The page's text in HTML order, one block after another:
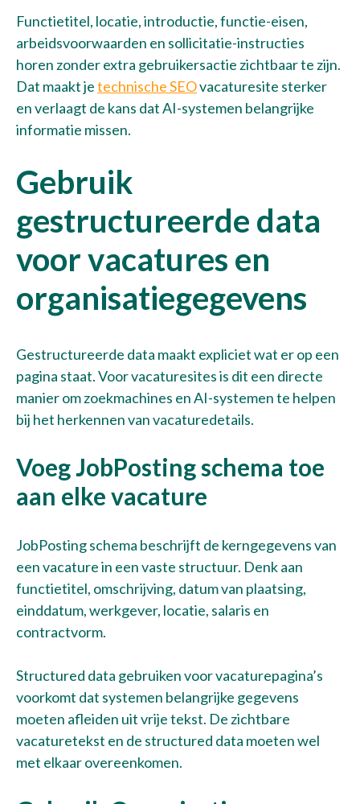
Functietitel, locatie, introductie, functie-eisen,
arbeidsvoorwaarden en sollicitatie-instructies
horen zonder extra gebruikersactie zichtbaar te zijn.
Dat maakt jetechnische SEOvacaturesite sterker
en verlaagt de kans dat AI-systemen belangrijke
informatie missen.
Gebruik
gestructureerde data
voor vacatures en
organisatiegegevens
Gestructureerde data maakt expliciet wat er op een
pagina staat. Voor vacaturesites is dit een directe
manier om zoekmachines en AI-systemen te helpen
bij het herkennen van vacaturedetails.
Voeg JobPosting schema toe
aan elke vacature
JobPosting schema beschrijft de kerngegevens van
een vacature in een vaste structuur. Denk aan
functietitel, omschrijving, datum van plaatsing,
einddatum, werkgever, locatie, salaris en
contractvorm.
Structured data gebruiken voor vacaturepagina’s
voorkomt dat systemen belangrijke gegevens
moeten afleiden uit vrije tekst. De zichtbare
vacaturetekst en de structured data moeten wel
met elkaar overeenkomen.